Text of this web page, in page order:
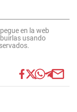
en la web
usando